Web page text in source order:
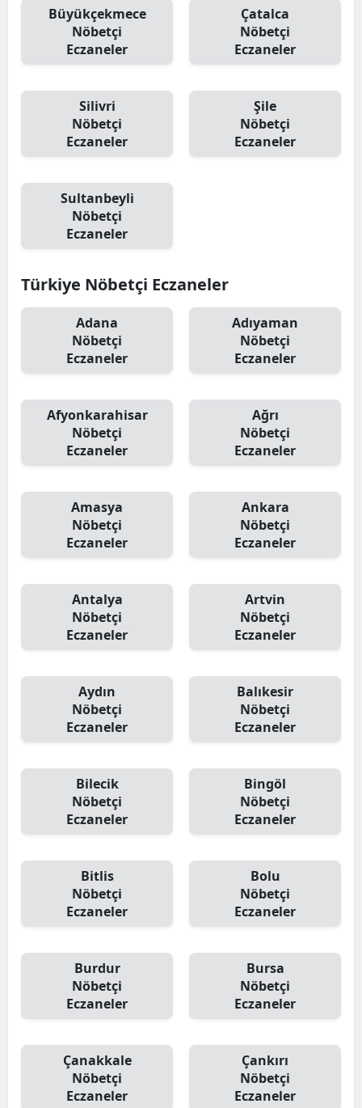
Büyükçekmece
Nöbetçi
Eczaneler
Çatalca
Nöbetçi
Eczaneler
Silivri
Nöbetçi
Eczaneler
Şile
Nöbetçi
Eczaneler
Sultanbeyli
Nöbetçi
Eczaneler
Türkiye Nöbetçi Eczaneler
Adana
Nöbetçi
Eczaneler
Adıyaman
Nöbetçi
Eczaneler
Afyonkarahisar
Nöbetçi
Eczaneler
Ağrı
Nöbetçi
Eczaneler
Amasya
Nöbetçi
Eczaneler
Ankara
Nöbetçi
Eczaneler
Antalya
Nöbetçi
Eczaneler
Artvin
Nöbetçi
Eczaneler
Aydın
Nöbetçi
Eczaneler
Balıkesir
Nöbetçi
Eczaneler
Bilecik
Nöbetçi
Eczaneler
Bingöl
Nöbetçi
Eczaneler
Bitlis
Nöbetçi
Eczaneler
Bolu
Nöbetçi
Eczaneler
Burdur
Nöbetçi
Eczaneler
Bursa
Nöbetçi
Eczaneler
Çanakkale
Nöbetçi
Eczaneler
Çankırı
Nöbetçi
Eczaneler